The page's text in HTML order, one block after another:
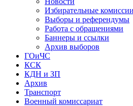
Избирательные комиссии
Выборы и референдумы
Работа с обращениями
Баннеры и ссылки
Архив выборов
ГОиЧС
КСК
КДН и ЗП
Архив
Транспорт
Военный комиссариат